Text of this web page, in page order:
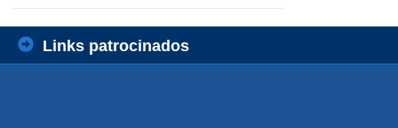
Links patrocinados